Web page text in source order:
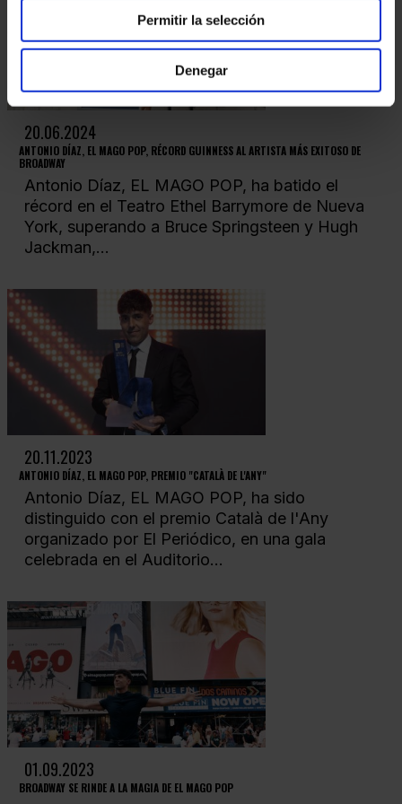
Permitir la selección
Denegar
20.06.2024
ANTONIO DÍAZ, EL MAGO POP, RÉCORD GUINNESS AL ARTISTA MÁS EXITOSO DE
BROADWAY
Antonio Díaz, EL MAGO POP, ha batido el
récord en el Teatro Ethel Barrymore de Nueva
York, superando a Bruce Springsteen y Hugh
Jackman,...
20.11.2023
ANTONIO DÍAZ, EL MAGO POP, PREMIO "CATALÀ DE L'ANY"
Antonio Díaz, EL MAGO POP, ha sido
distinguido con el premio Català de l'Any
organizado por El Periódico, en una gala
celebrada en el Auditorio...
01.09.2023
BROADWAY SE RINDE A LA MAGIA DE EL MAGO POP